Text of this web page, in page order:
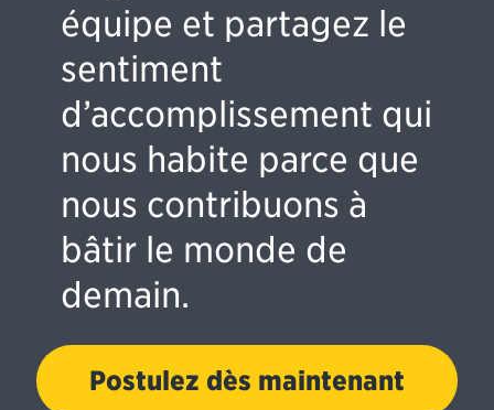
équipe et partagez le
sentiment
d’accomplissement qui
nous habite parce que
nous contribuons à
bâtir le monde de
demain.
Postulez dès maintenant